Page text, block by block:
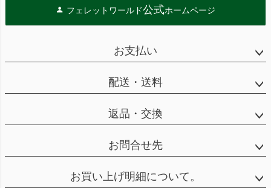
フェレットワールド公式ホームページ
お支払い
配送・送料
返品・交換
お問合せ先
お買い上げ明細について。